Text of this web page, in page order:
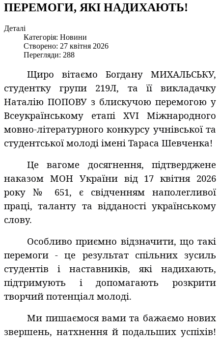
ПЕРЕМОГИ, ЯКІ НАДИХАЮТЬ!
Деталі
Категорія: Новини
Створено: 27 квітня 2026
Перегляди: 288
Щиро вітаємо Богдану МИХАЛЬСЬКУ,
студентку групи 219Л, та її викладачку
Наталію ПОПОВУ з блискучою перемогою у
Всеукраїнському етапі XVI Міжнародного
мовно-літературного конкурсу учнівської та
студентської молоді імені Тараса Шевченка!
Це вагоме досягнення, підтверджене
наказом МОН України від 17 квітня 2026
року № 651, є свідченням наполегливої
праці, таланту та відданості українському
слову.
Особливо приємно відзначити, що такі
перемоги - це результат спільних зусиль
студентів і наставників, які надихають,
підтримують і допомагають розкрити
творчий потенціал молоді.
Ми пишаємося вами та бажаємо нових
звершень, натхнення й подальших успіхів!